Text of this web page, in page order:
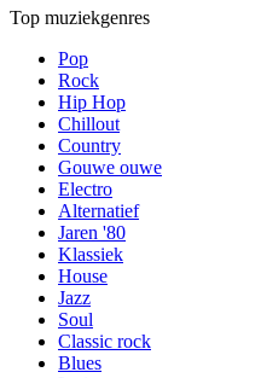
Top muziekgenres
Pop
Rock
Hip Hop
Chillout
Country
Gouwe ouwe
Electro
Alternatief
Jaren '80
Klassiek
House
Jazz
Soul
Classic rock
Blues